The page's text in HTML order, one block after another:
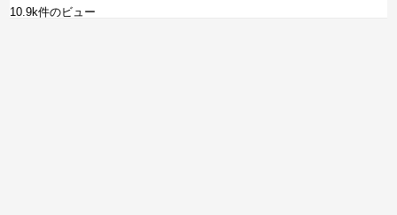
10.9k件のビュー